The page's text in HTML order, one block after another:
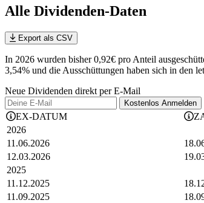
Alle Dividenden-Daten
Export als CSV
In 2026 wurden bisher 0,92€ pro Anteil
3,54% und die Ausschüttungen haben sich in den
Neue Dividenden direkt per E-Mail
Kostenlos Anmelden
EX-DATUM
2026
11.06.2026
12.03.2026
2025
11.12.2025
11.09.2025